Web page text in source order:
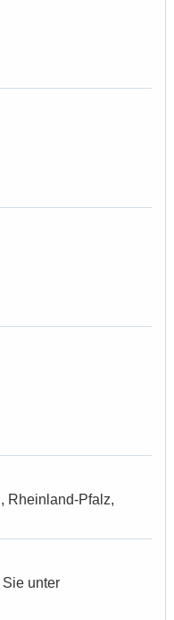
Rheinland-Pfalz,
unter